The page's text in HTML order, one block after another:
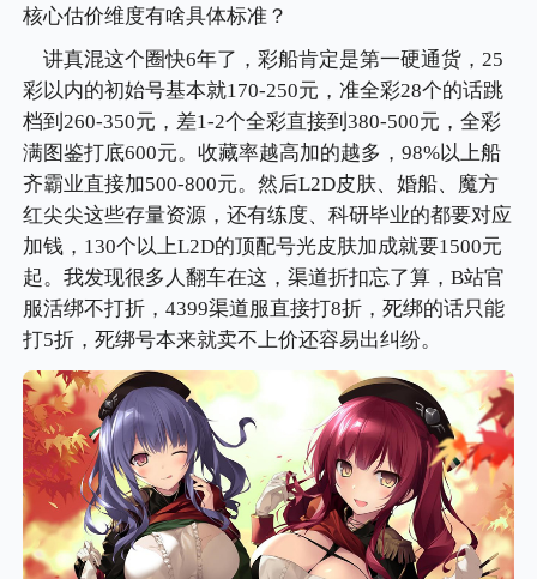
核心估价维度有啥具体标准？
讲真混这个圈快6年了，彩船肯定是第一硬通货，25
彩以内的初始号基本就170-250元，准全彩28个的话跳
档到260-350元，差1-2个全彩直接到380-500元，全彩
满图鉴打底600元。收藏率越高加的越多，98%以上船
齐霸业直接加500-800元。然后L2D皮肤、婚船、魔方
红尖尖这些存量资源，还有练度、科研毕业的都要对应
加钱，130个以上L2D的顶配号光皮肤加成就要1500元
起。我发现很多人翻车在这，渠道折扣忘了算，B站官
服活绑不打折，4399渠道服直接打8折，死绑的话只能
打5折，死绑号本来就卖不上价还容易出纠纷。